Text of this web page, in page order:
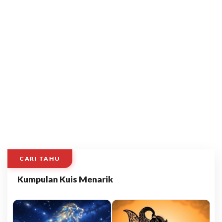
CARI TAHU
Kumpulan Kuis Menarik